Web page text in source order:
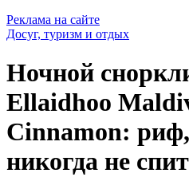
Реклама на сайте
Досуг, туризм и отдых
Ночной
Ellaidhoo
Cinnamon:
никогда не спит